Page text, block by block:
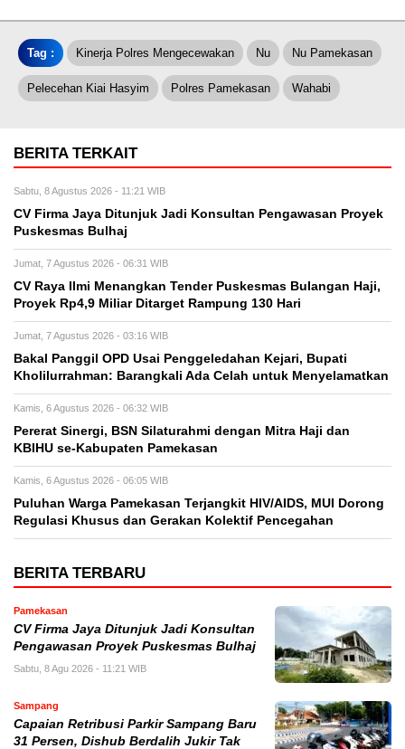
Tag : Kinerja Polres Mengecewakan Nu Nu Pamekasan
Pelecehan Kiai Hasyim Polres Pamekasan Wahabi
BERITA TERKAIT
Sabtu, 8 Agustus 2026 - 11:21 WIB
CV Firma Jaya Ditunjuk Jadi Konsultan Pengawasan Proyek
Puskesmas Bulhaj
Jumat, 7 Agustus 2026 - 06:31 WIB
CV Raya Ilmi Menangkan Tender Puskesmas Bulangan Haji,
Proyek Rp4,9 Miliar Ditarget Rampung 130 Hari
Jumat, 7 Agustus 2026 - 03:16 WIB
Bakal Panggil OPD Usai Penggeledahan Kejari, Bupati
Kholilurrahman: Barangkali Ada Celah untuk Menyelamatkan
Kamis, 6 Agustus 2026 - 06:32 WIB
Pererat Sinergi, BSN Silaturahmi dengan Mitra Haji dan
KBIHU se-Kabupaten Pamekasan
Kamis, 6 Agustus 2026 - 06:05 WIB
Puluhan Warga Pamekasan Terjangkit HIV/AIDS, MUI Dorong
Regulasi Khusus dan Gerakan Kolektif Pencegahan
BERITA TERBARU
Pamekasan
CV Firma Jaya Ditunjuk Jadi Konsultan
Pengawasan Proyek Puskesmas Bulhaj
Sabtu, 8 Agu 2026 - 11:21 WIB
Sampang
Capaian Retribusi Parkir Sampang Baru
31 Persen, Dishub Berdalih Jukir Tak